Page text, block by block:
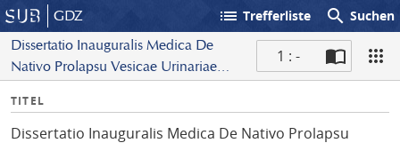
GDZ list Trefferliste search Suchen
Dissertatio Inauguralis Medica De
Nativo Prolapsu Vesicae Urinariae
1 : -
I
TITEL
Dissertatio Inauguralis Medica De Nativo Prolapsu